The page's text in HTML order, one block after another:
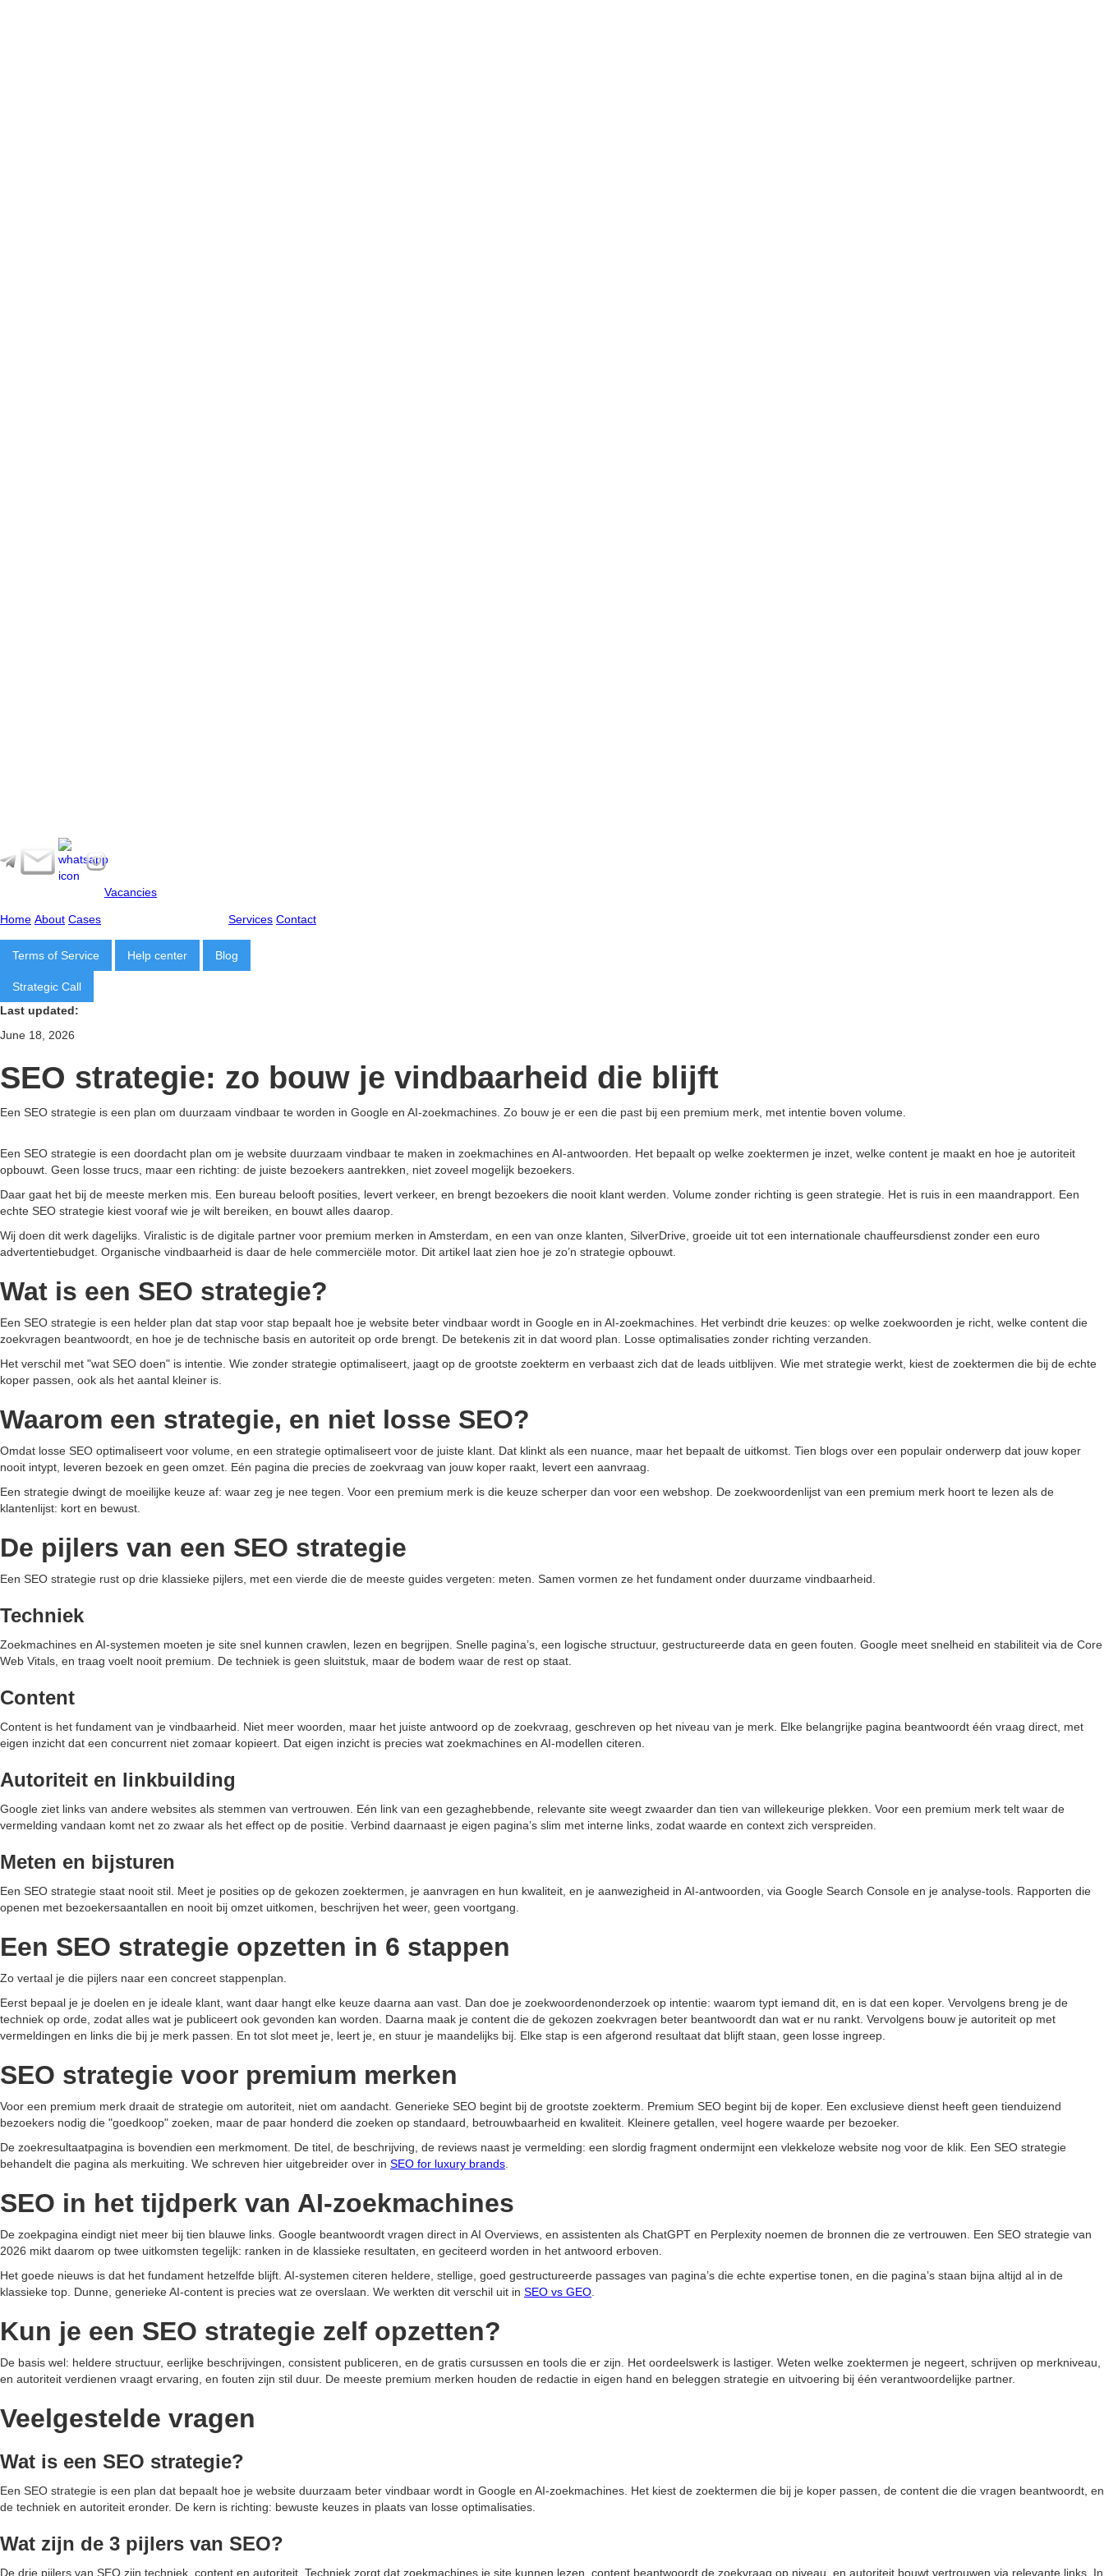
Home About Cases
Vacancies
Services Contact
Terms of Service Help center Blog
Strategic Call
Last updated:
June 18, 2026
SEO strategie: zo bouw je vindbaarheid die blijft
Een SEO strategie is een plan om duurzaam vindbaar te worden in Google en AI-zoekmachines. Zo bouw je er een die past bij een premium merk, met intentie boven volume.
Een SEO strategie is een doordacht plan om je website duurzaam vindbaar te maken in zoekmachines en AI-antwoorden. Het bepaalt op welke zoektermen je inzet, welke content je maakt en hoe je autoriteit
opbouwt. Geen losse trucs, maar een richting: de juiste bezoekers aantrekken, niet zoveel mogelijk bezoekers.
Daar gaat het bij de meeste merken mis. Een bureau belooft posities, levert verkeer, en brengt bezoekers die nooit klant werden. Volume zonder richting is geen strategie. Het is ruis in een maandrapport. Een
echte SEO strategie kiest vooraf wie je wilt bereiken, en bouwt alles daarop.
Wij doen dit werk dagelijks. Viralistic is de digitale partner voor premium merken in Amsterdam, en een van onze klanten, SilverDrive, groeide uit tot een internationale chauffeursdienst zonder een euro
advertentiebudget. Organische vindbaarheid is daar de hele commerciële motor. Dit artikel laat zien hoe je zo’n strategie opbouwt.
Wat is een SEO strategie?
Een SEO strategie is een helder plan dat stap voor stap bepaalt hoe je website beter vindbaar wordt in Google en in AI-zoekmachines. Het verbindt drie keuzes: op welke zoekwoorden je richt, welke content die
zoekvragen beantwoordt, en hoe je de technische basis en autoriteit op orde brengt. De betekenis zit in dat woord plan. Losse optimalisaties zonder richting verzanden.
Het verschil met "wat SEO doen" is intentie. Wie zonder strategie optimaliseert, jaagt op de grootste zoekterm en verbaast zich dat de leads uitblijven. Wie met strategie werkt, kiest de zoektermen die bij de echte
koper passen, ook als het aantal kleiner is.
Waarom een strategie, en niet losse SEO?
Omdat losse SEO optimaliseert voor volume, en een strategie optimaliseert voor de juiste klant. Dat klinkt als een nuance, maar het bepaalt de uitkomst. Tien blogs over een populair onderwerp dat jouw koper
nooit intypt, leveren bezoek en geen omzet. Eén pagina die precies de zoekvraag van jouw koper raakt, levert een aanvraag.
Een strategie dwingt de moeilijke keuze af: waar zeg je nee tegen. Voor een premium merk is die keuze scherper dan voor een webshop. De zoekwoordenlijst van een premium merk hoort te lezen als de
klantenlijst: kort en bewust.
De pijlers van een SEO strategie
Een SEO strategie rust op drie klassieke pijlers, met een vierde die de meeste guides vergeten: meten. Samen vormen ze het fundament onder duurzame vindbaarheid.
Techniek
Zoekmachines en AI-systemen moeten je site snel kunnen crawlen, lezen en begrijpen. Snelle pagina’s, een logische structuur, gestructureerde data en geen fouten. Google meet snelheid en stabiliteit via de Core
Web Vitals, en traag voelt nooit premium. De techniek is geen sluitstuk, maar de bodem waar de rest op staat.
Content
Content is het fundament van je vindbaarheid. Niet meer woorden, maar het juiste antwoord op de zoekvraag, geschreven op het niveau van je merk. Elke belangrijke pagina beantwoordt één vraag direct, met
eigen inzicht dat een concurrent niet zomaar kopieert. Dat eigen inzicht is precies wat zoekmachines en AI-modellen citeren.
Autoriteit en linkbuilding
Google ziet links van andere websites als stemmen van vertrouwen. Eén link van een gezaghebbende, relevante site weegt zwaarder dan tien van willekeurige plekken. Voor een premium merk telt waar de
vermelding vandaan komt net zo zwaar als het effect op de positie. Verbind daarnaast je eigen pagina’s slim met interne links, zodat waarde en context zich verspreiden.
Meten en bijsturen
Een SEO strategie staat nooit stil. Meet je posities op de gekozen zoektermen, je aanvragen en hun kwaliteit, en je aanwezigheid in AI-antwoorden, via Google Search Console en je analyse-tools. Rapporten die
openen met bezoekersaantallen en nooit bij omzet uitkomen, beschrijven het weer, geen voortgang.
Een SEO strategie opzetten in 6 stappen
Zo vertaal je die pijlers naar een concreet stappenplan.
Eerst bepaal je je doelen en je ideale klant, want daar hangt elke keuze daarna aan vast. Dan doe je zoekwoordenonderzoek op intentie: waarom typt iemand dit, en is dat een koper. Vervolgens breng je de
techniek op orde, zodat alles wat je publiceert ook gevonden kan worden. Daarna maak je content die de gekozen zoekvragen beter beantwoordt dan wat er nu rankt. Vervolgens bouw je autoriteit op met
vermeldingen en links die bij je merk passen. En tot slot meet je, leert je, en stuur je maandelijks bij. Elke stap is een afgerond resultaat dat blijft staan, geen losse ingreep.
SEO strategie voor premium merken
Voor een premium merk draait de strategie om autoriteit, niet om aandacht. Generieke SEO begint bij de grootste zoekterm. Premium SEO begint bij de koper. Een exclusieve dienst heeft geen tienduizend
bezoekers nodig die "goedkoop" zoeken, maar de paar honderd die zoeken op standaard, betrouwbaarheid en kwaliteit. Kleinere getallen, veel hogere waarde per bezoeker.
De zoekresultaatpagina is bovendien een merkmoment. De titel, de beschrijving, de reviews naast je vermelding: een slordig fragment ondermijnt een vlekkeloze website nog voor de klik. Een SEO strategie
behandelt die pagina als merkuiting. We schreven hier uitgebreider over in SEO for luxury brands.
SEO in het tijdperk van AI-zoekmachines
De zoekpagina eindigt niet meer bij tien blauwe links. Google beantwoordt vragen direct in AI Overviews, en assistenten als ChatGPT en Perplexity noemen de bronnen die ze vertrouwen. Een SEO strategie van
2026 mikt daarom op twee uitkomsten tegelijk: ranken in de klassieke resultaten, en geciteerd worden in het antwoord erboven.
Het goede nieuws is dat het fundament hetzelfde blijft. AI-systemen citeren heldere, stellige, goed gestructureerde passages van pagina’s die echte expertise tonen, en die pagina’s staan bijna altijd al in de
klassieke top. Dunne, generieke AI-content is precies wat ze overslaan. We werkten dit verschil uit in SEO vs GEO.
Kun je een SEO strategie zelf opzetten?
De basis wel: heldere structuur, eerlijke beschrijvingen, consistent publiceren, en de gratis cursussen en tools die er zijn. Het oordeelswerk is lastiger. Weten welke zoektermen je negeert, schrijven op merkniveau,
en autoriteit verdienen vraagt ervaring, en fouten zijn stil duur. De meeste premium merken houden de redactie in eigen hand en beleggen strategie en uitvoering bij één verantwoordelijke partner.
Veelgestelde vragen
Wat is een SEO strategie?
Een SEO strategie is een plan dat bepaalt hoe je website duurzaam beter vindbaar wordt in Google en AI-zoekmachines. Het kiest de zoektermen die bij je koper passen, de content die die vragen beantwoordt, en
de techniek en autoriteit eronder. De kern is richting: bewuste keuzes in plaats van losse optimalisaties.
Wat zijn de 3 pijlers van SEO?
De drie pijlers van SEO zijn techniek, content en autoriteit. Techniek zorgt dat zoekmachines je site kunnen lezen, content beantwoordt de zoekvraag op niveau, en autoriteit bouwt vertrouwen via relevante links. In